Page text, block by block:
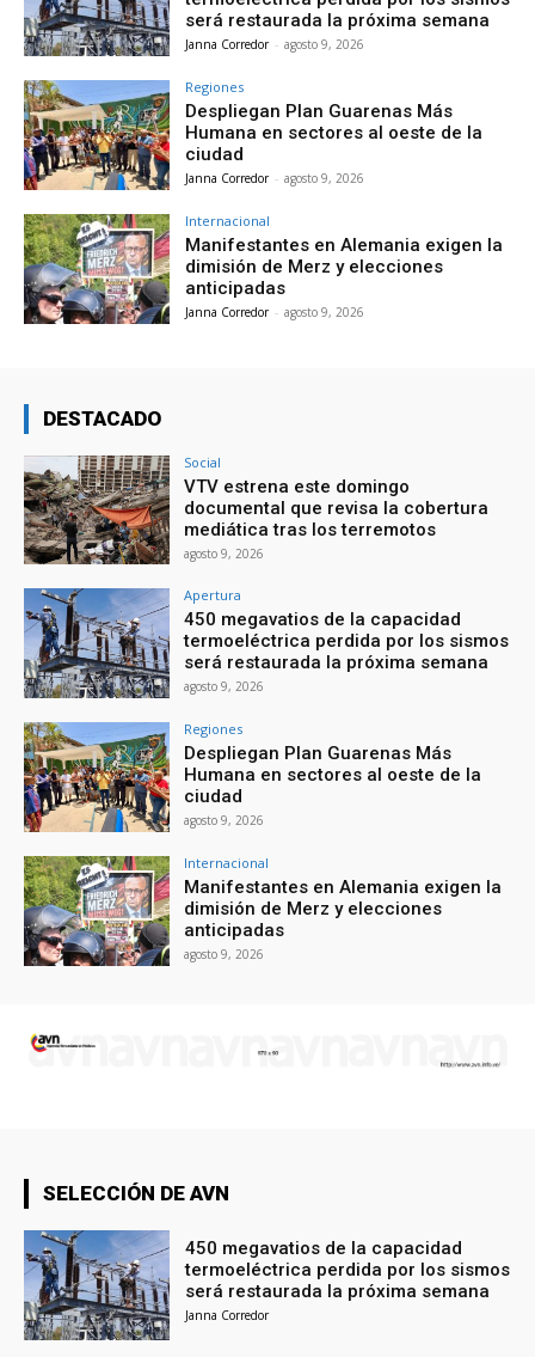
será restaurada la próxima semana
Janna Corredor - agosto 9, 2026
Regiones
Despliegan Plan Guarenas Más
Humana en sectores al oeste de la
ciudad
Janna Corredor - agosto 9, 2026
Internacional
Manifestantes en Alemania exigen la
dimisión de Merz y elecciones
anticipadas
Janna Corredor - agosto 9, 2026
DESTACADO
Social
VTV estrena este domingo
documental que revisa la cobertura
mediática tras los terremotos
agosto 9, 2026
Apertura
450 megavatios de la capacidad
termoeléctrica perdida por los sismos
será restaurada la próxima semana
agosto 9, 2026
Regiones
Despliegan Plan Guarenas Más
Humana en sectores al oeste de la
ciudad
agosto 9, 2026
Internacional
Manifestantes en Alemania exigen la
dimisión de Merz y elecciones
anticipadas
agosto 9, 2026
SELECCIÓN DE AVN
450 megavatios de la capacidad
termoeléctrica perdida por los sismos
será restaurada la próxima semana
Janna Corredor